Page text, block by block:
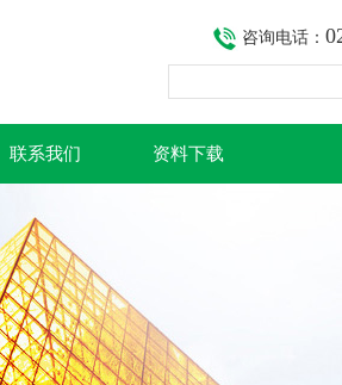
咨询电话：
联系我们 资料下载